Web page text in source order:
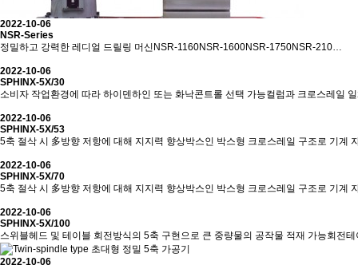
2022-10-06
NSR-Series
정밀하고 강력한 레디얼 드릴링 머신NSR-1160NSR-1600NSR-1750NSR-210…
2022-10-06
SPHINX-5X/30
소비자 작업환경에 따라 하이덴하인 또는 화낙콘트롤 선택 가능컬럼과 크로스레일
2022-10-06
SPHINX-5X/53
5축 절삭 시 多방향 저항에 대해 지지력 향상박스인 박스형 크로스레일 구조로 기계
2022-10-06
SPHINX-5X/70
5축 절삭 시 多방향 저항에 대해 지지력 향상박스인 박스형 크로스레일 구조로 기계
2022-10-06
SPHINX-5X/100
스위블헤드 및 테이블 회전방식의 5축 구현으로 큰 중량물의 공작물 적재 가능회전
2022-10-06